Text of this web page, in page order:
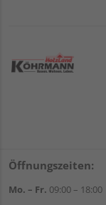
Öffnungszeiten:
Mo. – Fr. 09:00 – 18:00